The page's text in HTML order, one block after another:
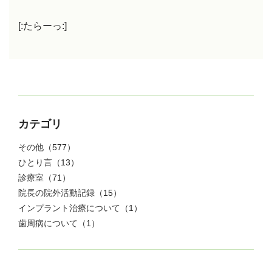
[:たらーっ:]
カテゴリ
その他 （577）
ひとり言 （13）
診療室 （71）
院長の院外活動記録 （15）
インプラント治療について （1）
歯周病について （1）